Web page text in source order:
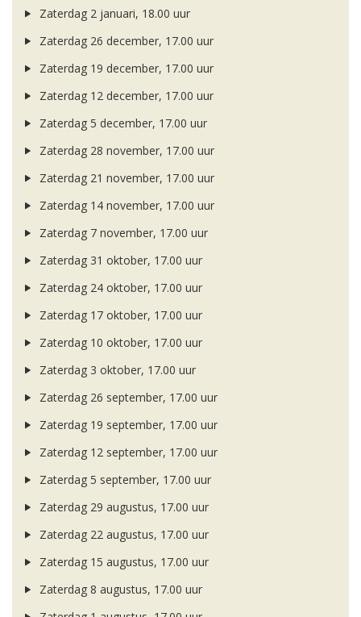
Zaterdag 2 januari, 18.00 uur
Zaterdag 26 december, 17.00 uur
Zaterdag 19 december, 17.00 uur
Zaterdag 12 december, 17.00 uur
Zaterdag 5 december, 17.00 uur
Zaterdag 28 november, 17.00 uur
Zaterdag 21 november, 17.00 uur
Zaterdag 14 november, 17.00 uur
Zaterdag 7 november, 17.00 uur
Zaterdag 31 oktober, 17.00 uur
Zaterdag 24 oktober, 17.00 uur
Zaterdag 17 oktober, 17.00 uur
Zaterdag 10 oktober, 17.00 uur
Zaterdag 3 oktober, 17.00 uur
Zaterdag 26 september, 17.00 uur
Zaterdag 19 september, 17.00 uur
Zaterdag 12 september, 17.00 uur
Zaterdag 5 september, 17.00 uur
Zaterdag 29 augustus, 17.00 uur
Zaterdag 22 augustus, 17.00 uur
Zaterdag 15 augustus, 17.00 uur
Zaterdag 8 augustus, 17.00 uur